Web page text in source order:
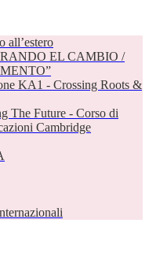
all’estero
EL CAMBIO /
KA1 - Crossing Roots &
The Future - Corso di
Cambridge